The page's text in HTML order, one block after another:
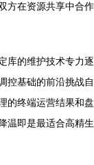
方在资源共享中合作
库的维护技术专力逐
控基础的前沿挑战自
的终端运营结果和盘
温即是最适合高精生